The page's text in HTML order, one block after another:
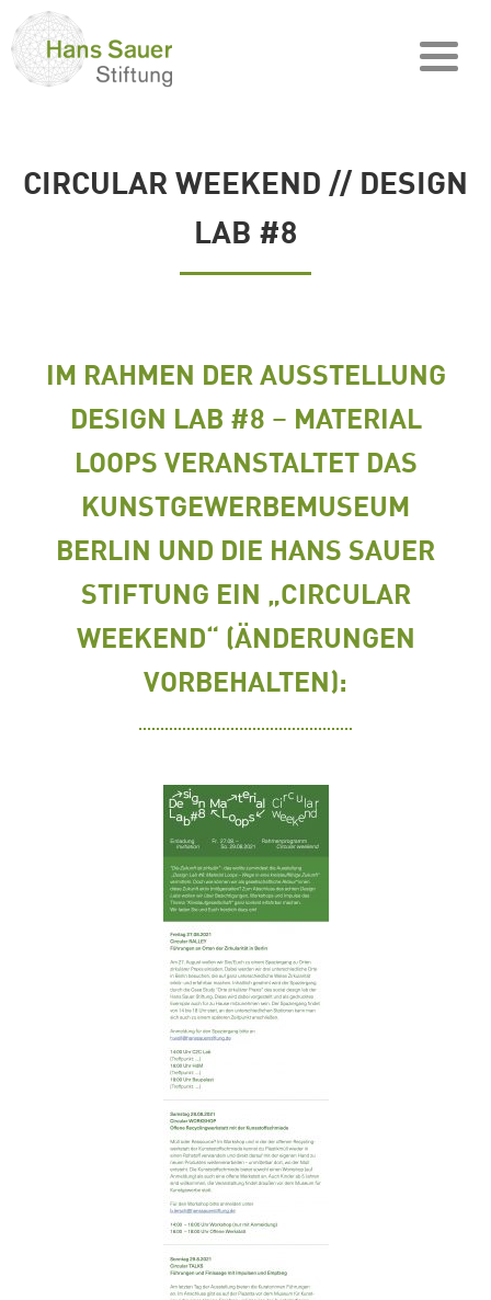
CIRCULAR WEEKEND // DESIGN
LAB #8
IM RAHMEN DER AUSSTELLUNG
DESIGN LAB #8 – MATERIAL
LOOPS VERANSTALTET DAS
KUNSTGEWERBEMUSEUM
BERLIN UND DIE HANS SAUER
STIFTUNG EIN „CIRCULAR
WEEKEND“ (ÄNDERUNGEN
VORBEHALTEN):